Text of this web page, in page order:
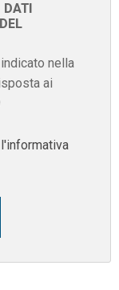
DATI
nella
ai